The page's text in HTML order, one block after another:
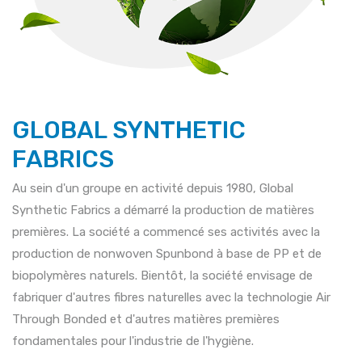
GLOBAL SYNTHETIC
FABRICS
Au sein d'un groupe en activité depuis 1980, Global
Synthetic Fabrics a démarré la production de matières
premières. La société a commencé ses activités avec la
production de nonwoven Spunbond à base de PP et de
biopolymères naturels. Bientôt, la société envisage de
fabriquer d'autres fibres naturelles avec la technologie Air
Through Bonded et d'autres matières premières
fondamentales pour l'industrie de l'hygiène.